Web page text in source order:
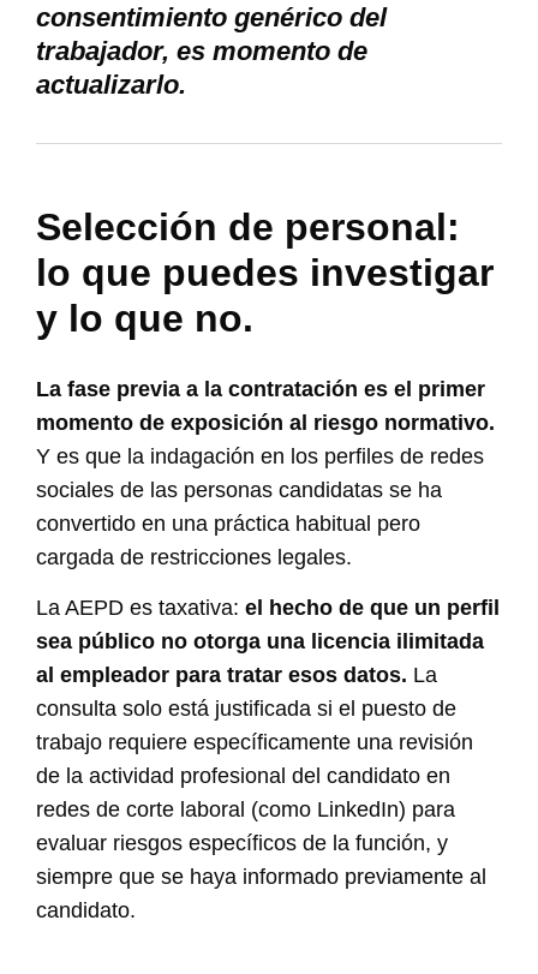
consentimiento genérico del
trabajador, es momento de
actualizarlo.
Selección de personal:
lo que puedes investigar
y lo que no.
La fase previa a la contratación es el primer
momento de exposición al riesgo normativo.
Y es que la indagación en los perfiles de redes
sociales de las personas candidatas se ha
convertido en una práctica habitual pero
cargada de restricciones legales.
La AEPD es taxativa: el hecho de que un perfil
sea público no otorga una licencia ilimitada
al empleador para tratar esos datos. La
consulta solo está justificada si el puesto de
trabajo requiere específicamente una revisión
de la actividad profesional del candidato en
redes de corte laboral (como LinkedIn) para
evaluar riesgos específicos de la función, y
siempre que se haya informado previamente al
candidato.